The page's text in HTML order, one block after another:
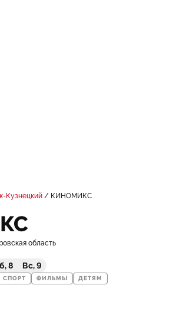
Кузнецкий КИНОМИКС
область
8 Вс, 9
СПОРТ ФИЛЬМЫ ДЕТЯМ